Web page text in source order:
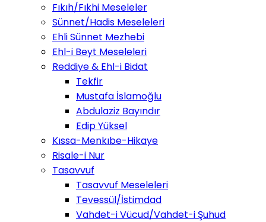
Fıkıh/Fıkhi Meseleler
Sünnet/Hadis Meseleleri
Ehli Sünnet Mezhebi
Ehl-i Beyt Meseleleri
Reddiye & Ehl-i Bidat
Tekfir
Mustafa İslamoğlu
Abdulaziz Bayındır
Edip Yüksel
Kıssa-Menkıbe-Hikaye
Risale-i Nur
Tasavvuf
Tasavvuf Meseleleri
Tevessül/İstimdad
Vahdet-i Vücud/Vahdet-i Şuhud